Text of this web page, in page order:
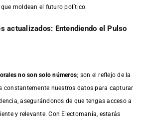
moldean el futuro político.
actualizados: Entendiendo el Pulso
no son solo números; son el reflejo de la
constantemente nuestros datos para capturar
asegurándonos de que tengas acceso a
y relevante. Con Electomanía, estarás